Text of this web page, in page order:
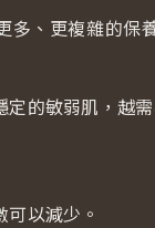
多、更複雜的保
的敏弱肌，越需
以減少。